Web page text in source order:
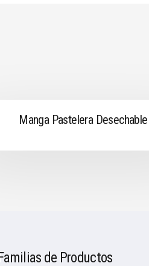
Manga Pastelera Desechable
Familias de Productos